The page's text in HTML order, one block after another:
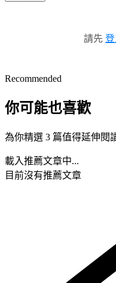
請先 登
Recommended
你可能也喜歡
為你精選 3 篇值得延伸閱
載入推薦文章中...
目前沒有推薦文章